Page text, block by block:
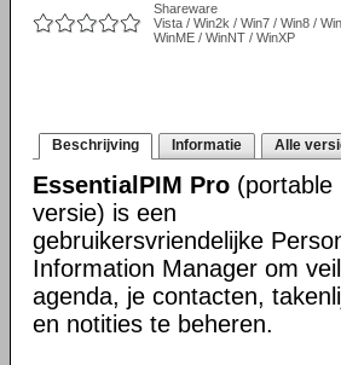
Shareware
Vista / Win2k / Win7 / Win8 /
WinME / WinNT / WinXP
Beschrijving Informatie Alle
EssentialPIM Pro (portable
versie) is een
gebruikersvriendelijke
Information Manager om
agenda, je contacten,
en notities te beheren.